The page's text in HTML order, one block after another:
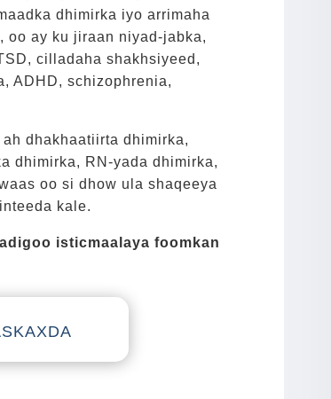
dhimirka iyo arrimaha
oo ay ku jiraan niyad-jabka,
cilladaha shakhsiyeed,
ADHD, schizophrenia,
dhakhaatiirta dhimirka,
dhimirka, RN-yada dhimirka,
oo si dhow ula shaqeeya
kale.
isticmaalaya foomkan